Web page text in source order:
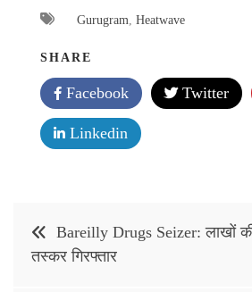
Gurugram Heatwave
SHARE
Facebook Twitter
Linkedin
navigation
Bareilly Drugs Seizer: लाखों
तस्कर गिरफ्तार